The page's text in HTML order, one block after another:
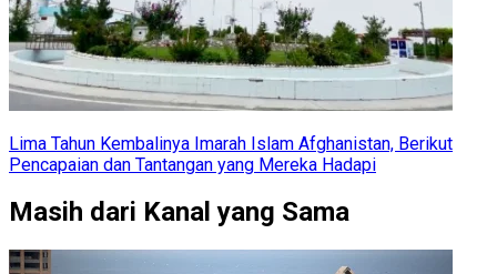
Lima Tahun Kembalinya Imarah Islam Afghanistan, Berikut
Pencapaian dan Tantangan yang Mereka Hadapi
Masih dari Kanal yang Sama